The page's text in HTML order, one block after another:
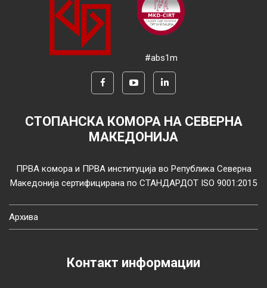
#abs1m
СТОПАНСКА КОМОРА НА СЕВЕРНА
МАКЕДОНИЈА
ПРВА комора и ПРВА институција во Република Северна
Македонија сертифицирана по СТАНДАРДОТ ISO 9001:2015
Архива
Контакт информации